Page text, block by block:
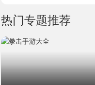
热门专题推荐